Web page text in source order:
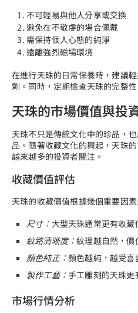
不可輕易與他人分享或交換
避免在不敬虔的場合佩戴
需保持個人心態的純淨
遠離強烈磁場環境
在進行天珠的日常保養時，建議
劑。同時，定期檢查天珠的完整
天珠的市場價值與投
天珠不只是傳統文化中的珍品，
品。隨著收藏文化的興起，天珠
越來越多的投資者關注。
收藏價值評估
天珠的收藏價值根據幾個重要因素
尺寸： 大型天珠通常更有收藏
紋路清晰度：紋理越自然，價
顏色純正： 顏色越純，越受喜
製作工藝：手工雕刻的天珠更
市場行情分析